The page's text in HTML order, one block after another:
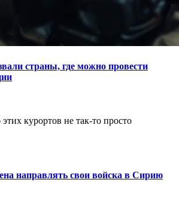
страны, где можно провести
курортов не так-то просто
направлять свои войска в Сирию